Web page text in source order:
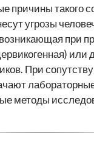
причины такого
угрозы
при
или
При
методы